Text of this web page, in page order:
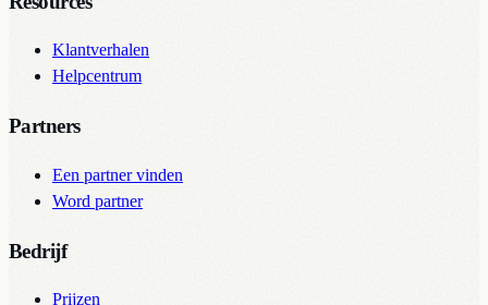
Klantverhalen
Helpcentrum
Partners
Een partner vinden
Word partner
Bedrijf
Prijzen